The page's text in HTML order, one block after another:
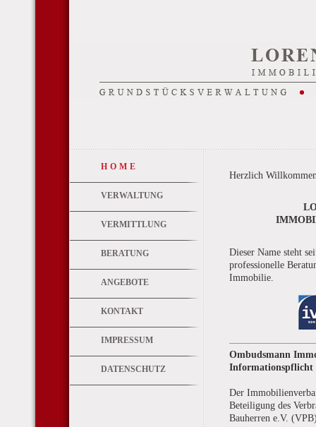
HOME
VERWALTUNG
VERMITTLUNG
BERATUNG
ANGEBOTE
KONTAKT
IMPRESSUM
DATENSCHUTZ
Herzlich
Dieser Name steht
professionelle
Immobilie.
Ombudsmann
Informationspflicht
Der
Beteiligung des
Bauherren e.V.